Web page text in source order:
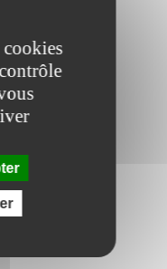
obsolètes.
à certaines
à
souvent
cookies